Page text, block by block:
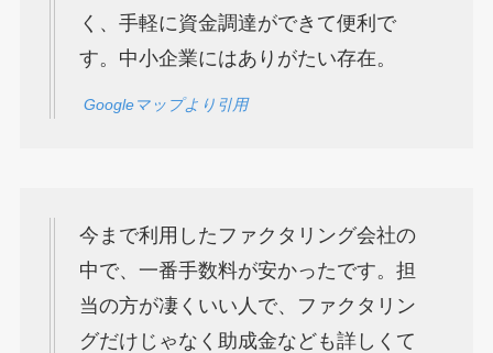
く、手軽に資金調達ができて便利で
す。中小企業にはありがたい存在。
Googleマップより引用
今まで利用したファクタリング会社の
中で、一番手数料が安かったです。担
当の方が凄くいい人で、ファクタリン
グだけじゃなく助成金なども詳しくて